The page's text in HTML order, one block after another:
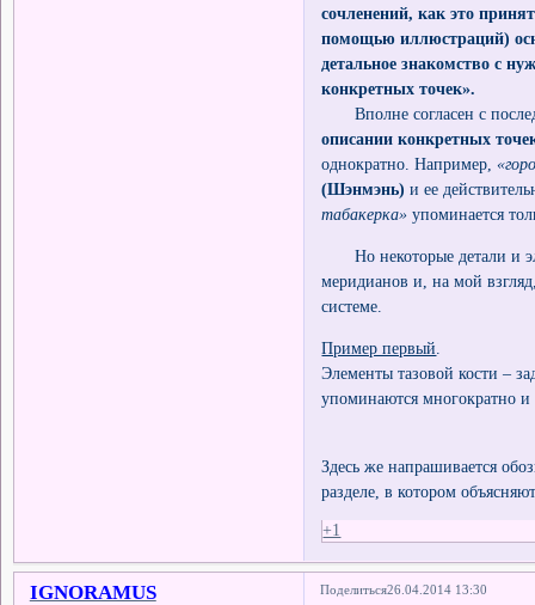
сочленений, как это
помощью иллюстраций)
детальное знакомство с
конкретных точек».
Вполне согласен с
описании конкретных
однократно. Например,
(Шэнмэнь)и ее
табакерка» упоминается
Но некоторые детали и
меридианов и, на мой
системе.
Пример первый
Элементы тазовой кости –
упоминаются многократно
Здесь же напрашивается
разделе, в котором
+1
Поделиться26.04.2014 13:30
IGNORAMUS